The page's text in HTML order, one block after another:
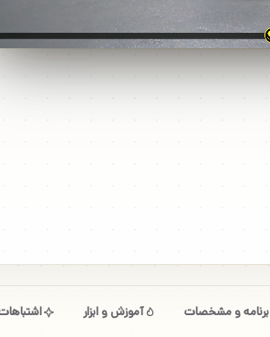
برنامه و مشخصات آموزش و ابزار